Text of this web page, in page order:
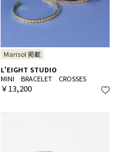
Marisol 掲載
L’EIGHT STUDIO
MINI BRACELET CROSSES
￥13,200